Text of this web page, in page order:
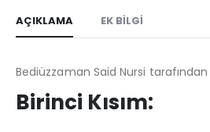
AÇIKLAMA EK BILGI
Bediüzzaman Said Nursi
Birinci Kısım: